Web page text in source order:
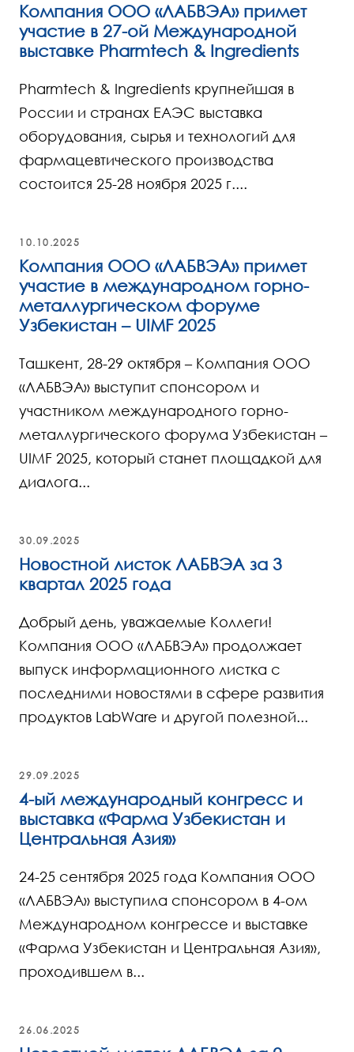
Компания ООО «ЛАБВЭА» примет
участие в 27-ой Международной
выставке Pharmtech & Ingredients
Pharmtech & Ingredients крупнейшая в
России и странах ЕАЭС выставка
оборудования, сырья и технологий для
фармацевтического производства
состоится 25-28 ноября 2025 г....
10.10.2025
Компания ООО «ЛАБВЭА» примет
участие в международном горно-
металлургическом форуме
Узбекистан – UIMF 2025
Ташкент, 28-29 октября – Компания ООО
«ЛАБВЭА» выступит спонсором и
участником международного горно-
металлургического форума Узбекистан –
UIMF 2025, который станет площадкой для
диалога...
30.09.2025
Новостной листок ЛАБВЭА за 3
квартал 2025 года
Добрый день, уважаемые Коллеги!
Компания ООО «ЛАБВЭА» продолжает
выпуск информационного листка с
последними новостями в сфере развития
продуктов LabWare и другой полезной...
29.09.2025
4-ый международный конгресс и
выставка «Фарма Узбекистан и
Центральная Азия»
24-25 сентября 2025 года Компания ООО
«ЛАБВЭА» выступила спонсором в 4-ом
Международном конгрессе и выставке
«Фарма Узбекистан и Центральная Азия»,
проходившем в...
26.06.2025